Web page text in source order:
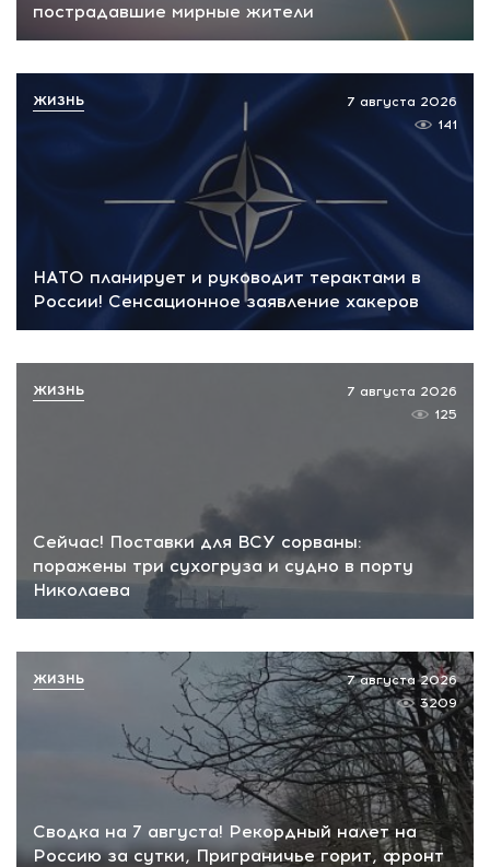
пострадавшие мирные жители
НАТО планирует и руководит терактами в
России! Сенсационное заявление хакеров
7 августа 2026
141
ЖИЗНЬ
Сейчас! Поставки для ВСУ сорваны:
поражены три сухогруза и судно в порту
Николаева
7 августа 2026
125
ЖИЗНЬ
Сводка на 7 августа! Рекордный налет на
Россию за сутки, Приграничье горит, фронт
7 августа 2026
3209
ЖИЗНЬ